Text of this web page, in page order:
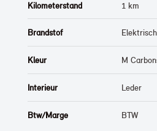
Kilometerstand 1 km
Brandstof Elektrisch
Kleur M
Interieur Leder
Btw/Marge BTW